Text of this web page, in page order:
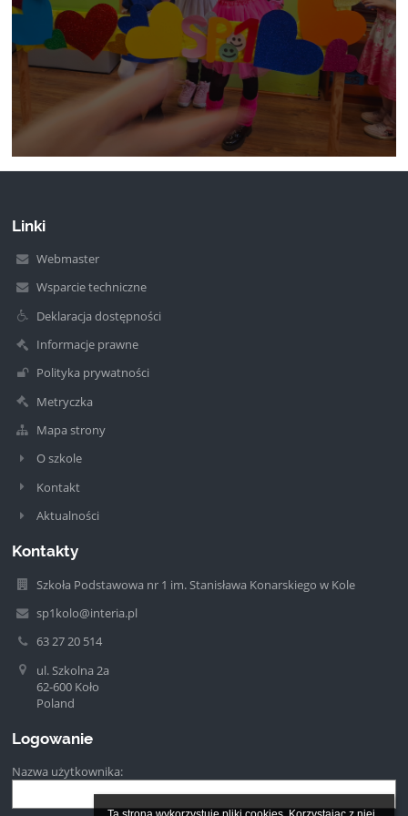
Linki
Webmaster
Wsparcie techniczne
Deklaracja dostępności
Informacje prawne
Polityka prywatności
Metryczka
Mapa strony
O szkole
Kontakt
Aktualności
Kontakty
Szkoła Podstawowa nr 1 im. Stanisława Konarskiego w Kole
sp1kolo@interia.pl
63 27 20 514
ul. Szkolna 2a
62-600 Koło
Poland
Logowanie
Nazwa użytkownika: